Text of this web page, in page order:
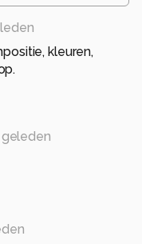
kleuren,